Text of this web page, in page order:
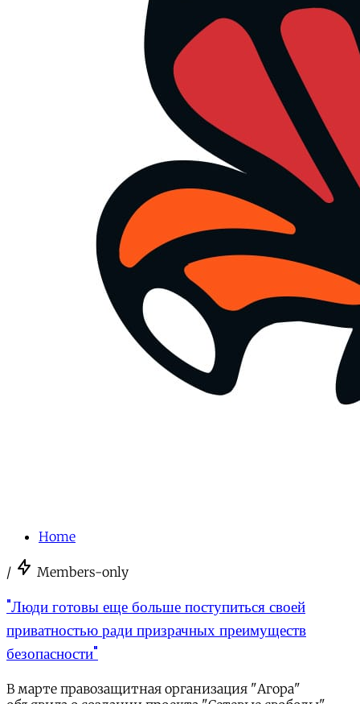
Home
/ Members-only
"Люди готовы еще больше поступиться своей
приватностью ради призрачных преимуществ
безопасности"
В марте правозащитная организация "Агора"